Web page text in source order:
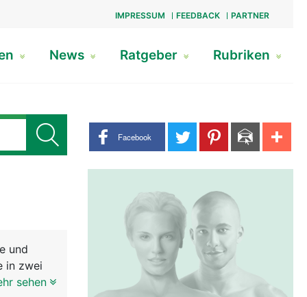
IMPRESSUM FEEDBACK PARTNER
News Ratgeber Rubriken
Share buttons
Facebook
und
in zwei
mit
sehen